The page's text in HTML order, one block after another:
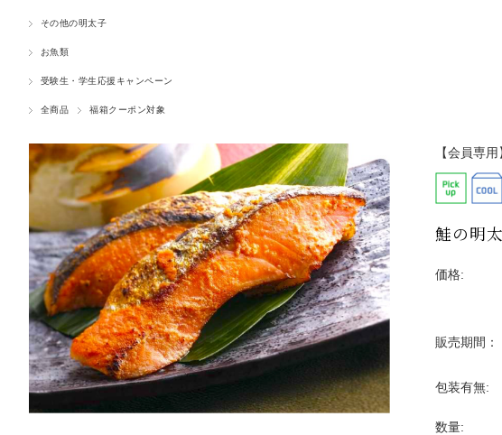
その他の明太子
お魚類
受験生・学生応援キャンペーン
全商品 福箱クーポン対象
【会員専用
鮭の明
価格:
販売期間：
包装有無:
数量: